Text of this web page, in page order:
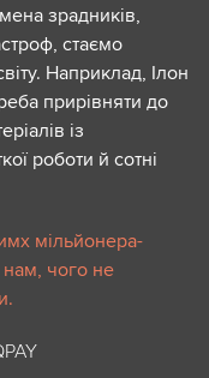
зрадників,
стаємо
Наприклад, Ілон
прирівняти до
із
роботи й сотні
мільйонера-
нам, чого не